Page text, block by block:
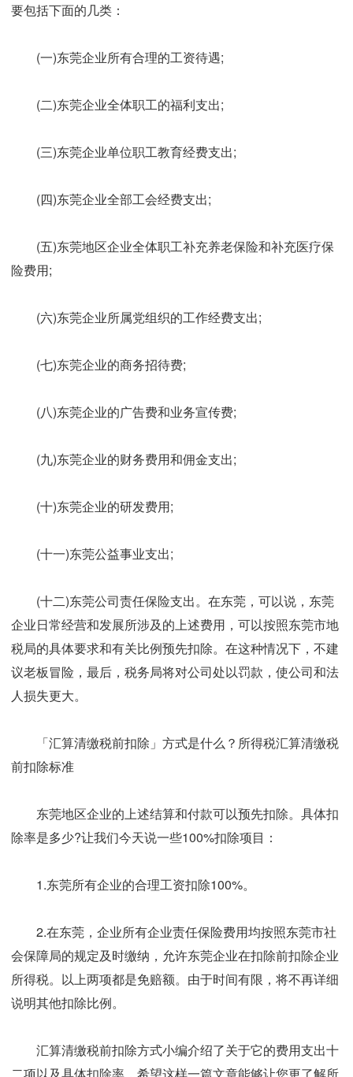
要包括下面的几类：
(一)东莞企业所有合理的工资待遇;
(二)东莞企业全体职工的福利支出;
(三)东莞企业单位职工教育经费支出;
(四)东莞企业全部工会经费支出;
(五)东莞地区企业全体职工补充养老保险和补充医疗保
险费用;
(六)东莞企业所属党组织的工作经费支出;
(七)东莞企业的商务招待费;
(八)东莞企业的广告费和业务宣传费;
(九)东莞企业的财务费用和佣金支出;
(十)东莞企业的研发费用;
(十一)东莞公益事业支出;
(十二)东莞公司责任保险支出。在东莞，可以说，东莞
企业日常经营和发展所涉及的上述费用，可以按照东莞市地
税局的具体要求和有关比例预先扣除。在这种情况下，不建
议老板冒险，最后，税务局将对公司处以罚款，使公司和法
人损失更大。
「汇算清缴税前扣除」方式是什么？所得税汇算清缴税
前扣除标准
东莞地区企业的上述结算和付款可以预先扣除。具体扣
除率是多少?让我们今天说一些100%扣除项目：
1.东莞所有企业的合理工资扣除100%。
2.在东莞，企业所有企业责任保险费用均按照东莞市社
会保障局的规定及时缴纳，允许东莞企业在扣除前扣除企业
所得税。以上两项都是免赔额。由于时间有限，将不再详细
说明其他扣除比例。
汇算清缴税前扣除方式小编介绍了关于它的费用支出十